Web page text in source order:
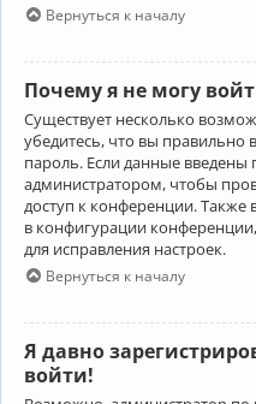
Вернуться к началу
Почему я не могу
Существует несколько
убедитесь, что вы правильно
пароль. Если данные введены
администратором, чтобы
доступ к конференции.
в конфигурации
для исправления настроек.
Вернуться к началу
Я давно
войти!